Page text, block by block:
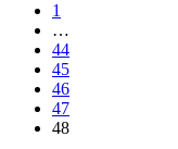
1
…
44
45
46
47
48